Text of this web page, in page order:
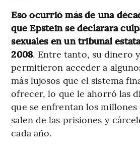
Eso ocurrió más de una
que Epstein se declarara
sexuales en un tribunal
2008. Entre tanto, su dinero
permitieron acceder a
más lujosos que el sistema
ofrecer, lo que le ahorró las
que se enfrentan los millones
salen de las prisiones y
cada año.